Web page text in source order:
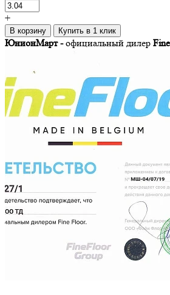
+
В корзину Купить в 1 клик
ЮнионМарт -официальный дилер